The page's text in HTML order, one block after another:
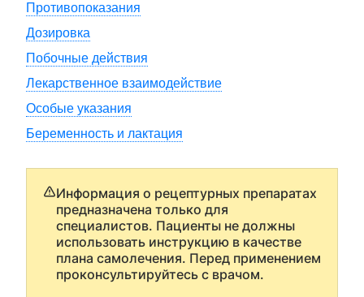
Противопоказания
Дозировка
Побочные действия
Лекарственное взаимодействие
Особые указания
Беременность и лактация
Информация о рецептурных препаратах
предназначена только для
специалистов. Пациенты не должны
использовать инструкцию в качестве
плана самолечения. Перед применением
проконсультируйтесь с врачом.